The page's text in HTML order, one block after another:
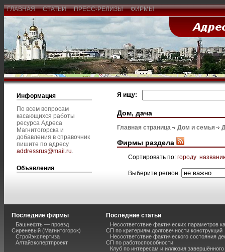
ГЛАВНАЯ СТАТЬИ ПРЕСС-РЕЛИЗЫ ФИРМЫ
Информация
По всем вопросам
касающихся работы
ресурса Адреса
Магнитогорска и
добавления в справочник
пишите по адресу
addressrus@mail.ru.
Объявления
Я ищу:
Дом, дача
Главная страница Дом и семья
Фирмы раздела
Сортировать по: городу
Выберите регион:
Последние фирмы
Башнефть — проезд
Сиреневый (Магнитогорск)
Стройэкспертиза
Алтайэкспертпроект
Последние статьи
Несоответствие фактических параметров
СП по критериям долговечности конструкций
Несоответствие фактического состояния
СП по работоспособности
Клуб по интересам и иллюзия